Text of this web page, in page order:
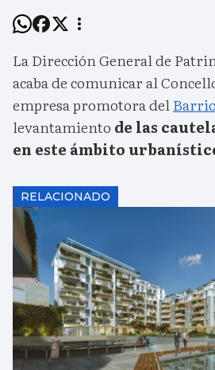
La Dirección General de
acaba de comunicar al
empresa promotora del
levantamiento de las
en este ámbito
RELACIONADO